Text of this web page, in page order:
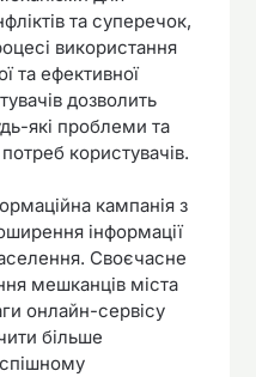
та суперечок,
використання
та ефективної
дозволить
які проблеми та
користувачів.
кампанія з
інформації
Своєчасне
мешканців міста
онлайн-сервісу
більше